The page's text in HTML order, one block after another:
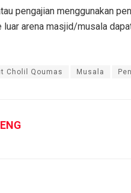
pengajian menggunakan
arena masjid/musala
Cholil Qoumas Musala